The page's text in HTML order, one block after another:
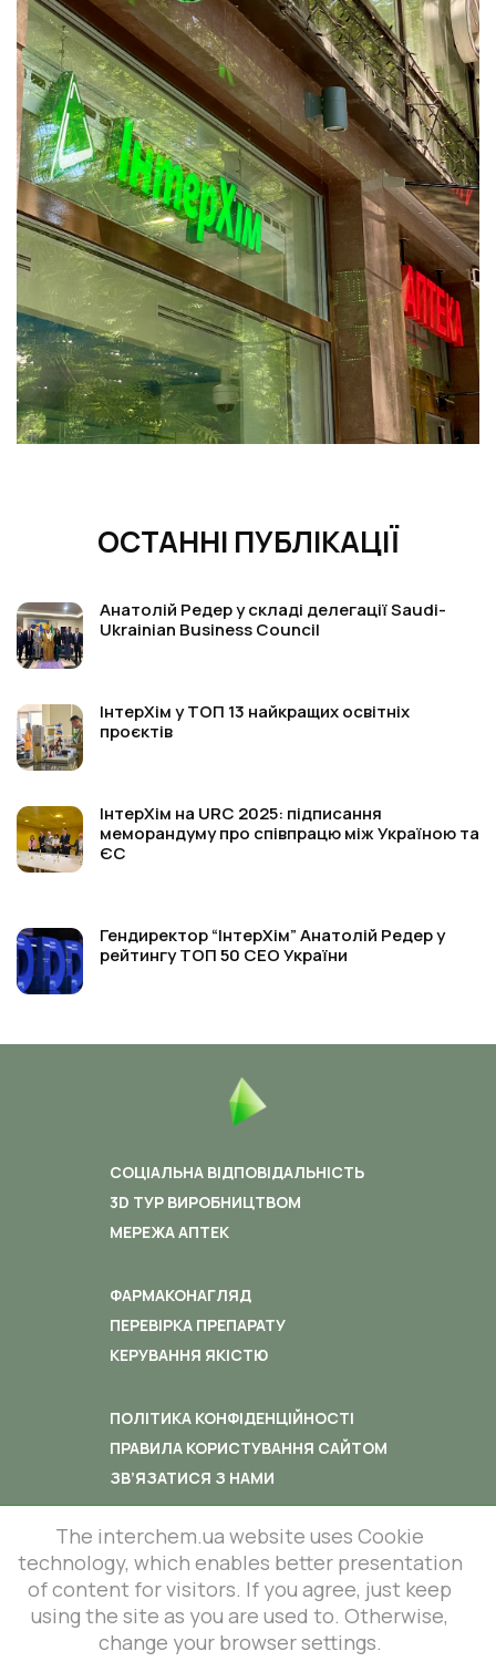
ОСТАННІ ПУБЛІКАЦІЇ
Анатолій Редер у складі делегації Saudi-
Ukrainian Business Council
ІнтерХім у ТОП 13 найкращих освітніх
проєктів
ІнтерХім на URC 2025: підписання
меморандуму про співпрацю між Україною та
ЄС
Гендиректор “ІнтерХім” Анатолій Редер у
рейтингу ТОП 50 СЕО України
СОЦІАЛЬНА ВІДПОВІДАЛЬНІСТЬ
3D ТУР ВИРОБНИЦТВОМ
МЕРЕЖА АПТЕК
ФАРМАКОНАГЛЯД
ПЕРЕВІРКА ПРЕПАРАТУ
КЕРУВАННЯ ЯКІСТЮ
ПОЛІТИКА КОНФІДЕНЦІЙНОСТІ
ПРАВИЛА КОРИСТУВАННЯ САЙТОМ
ЗВ’ЯЗАТИСЯ З НАМИ
© 2012-2026 All rights reserved.
86 Lustdorfska road, Odesa, Ukraine
InterChem SLC.
The interchem.ua website uses Cookie
technology, which enables better presentation
of content for visitors. If you agree, just keep
using the site as you are used to. Otherwise,
change your browser settings.